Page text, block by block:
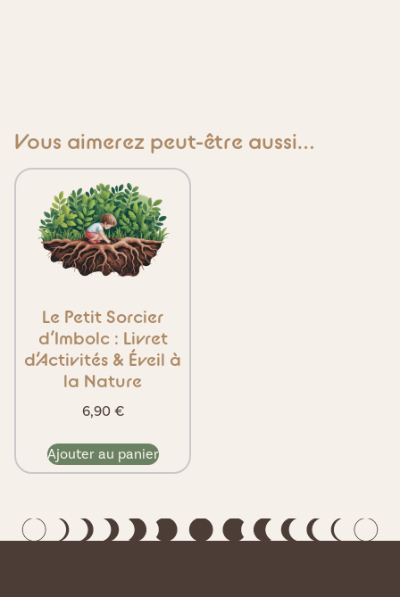
Vous aimerez peut-être aussi…
Le Petit Sorcier
d’Imbolc : Livret
d’Activités & Éveil à
la Nature
6,90 €
Ajouter au panier